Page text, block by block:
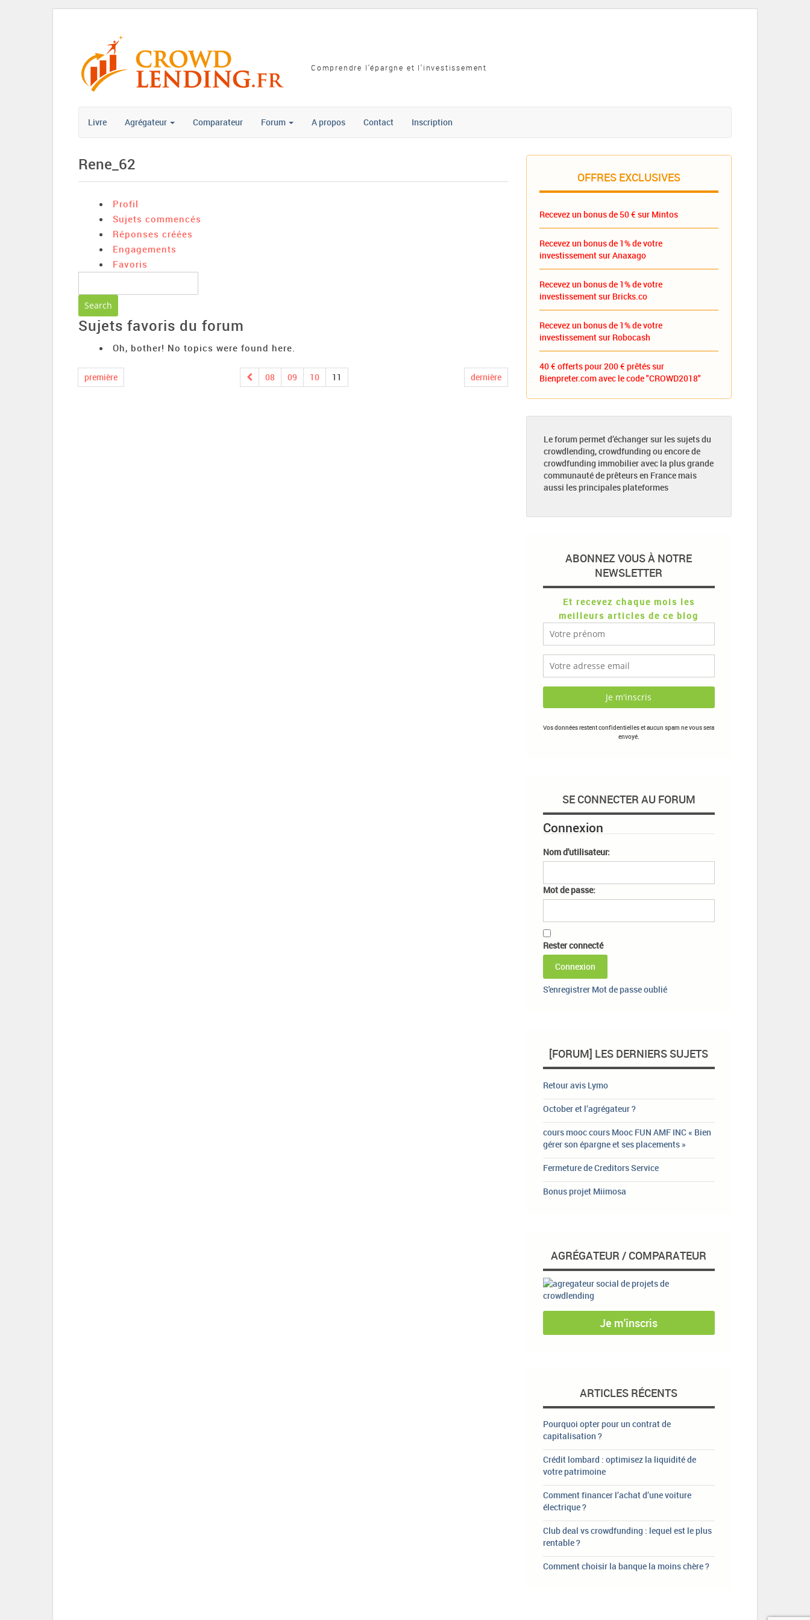
Comprendre l'épargne et l'investissement
Livre Agrégateur Comparateur Forum A propos Contact Inscription
Rene_62
Profil
Sujets commencés
Réponses créées
Engagements
Favoris
Sujets favoris du forum
Oh, bother! No topics were found here.
première 08 09 10 11 dernière
OFFRES EXCLUSIVES
Recevez un bonus de 50 € sur Mintos
Recevez un bonus de 1% de votre
investissement sur Anaxago
Recevez un bonus de 1% de votre
investissement sur Bricks.co
Recevez un bonus de 1% de votre
investissement sur Robocash
40 € offerts pour 200 € prêtés sur
Bienpreter.com avec le code "CROWD2018"
Le forum permet d’échanger sur les sujets du
crowdlending, crowdfunding ou encore de
crowdfunding immobilier avec la plus grande
communauté de prêteurs en France mais
aussi les principales plateformes
ABONNEZ VOUS À NOTRE
NEWSLETTER
Et recevez chaque mois les
meilleurs articles de ce blog
Vos données restent confidentielles et aucun spam ne vous sera
envoyé.
SE CONNECTER AU FORUM
Connexion
Nom d'utilisateur:
Mot de passe:
Rester connecté
Connexion
S'enregistrer Mot de passe oublié
[FORUM] LES DERNIERS SUJETS
Retour avis Lymo
October et l’agrégateur ?
cours mooc cours Mooc FUN AMF INC « Bien
gérer son épargne et ses placements »
Fermeture de Creditors Service
Bonus projet Miimosa
AGRÉGATEUR / COMPARATEUR
Je m'inscris
ARTICLES RÉCENTS
Pourquoi opter pour un contrat de
capitalisation ?
Crédit lombard : optimisez la liquidité de
votre patrimoine
Comment financer l’achat d’une voiture
électrique ?
Club deal vs crowdfunding : lequel est le plus
rentable ?
Comment choisir la banque la moins chère ?